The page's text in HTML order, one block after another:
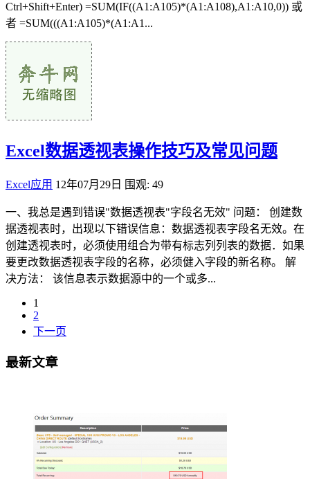
Ctrl+Shift+Enter) =SUM(IF((A1:A105)*(A1:A108),A1:A10,0)) 或
者 =SUM(((A1:A105)*(A1:A1...
Excel数据透视表操作技巧及常见问题
Excel应用 12年07月29日 围观: 49
一、我总是遇到错误"数据透视表"字段名无效" 问题： 创建数
据透视表时，出现以下错误信息：数据透视表字段名无效。在
创建透视表时，必须使用组合为带有标志列列表的数据．如果
要更改数据透视表字段的名称，必须健入字段的新名称。 解
决方法： 该信息表示数据源中的一个或多...
1
2
下一页
最新文章